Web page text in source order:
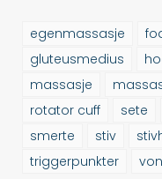
egenmassasje
gluteusmedius
massasje
rotator cuff
sete
smerte
stiv
triggerpunkter